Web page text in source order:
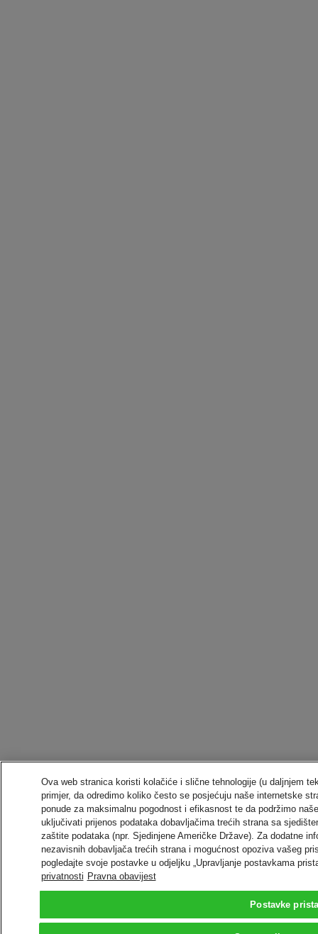
Ova web stranica koristi kolačiće i slične tehnologije (u daljnjem
primjer, da odredimo koliko često se posjećuju naše internetske
ponude za maksimalnu pogodnost i efikasnost te da podržimo
uključivati prijenos podataka dobavljačima trećih strana sa
zaštite podataka (npr. Sjedinjene Američke Države). Za dodatne
nezavisnih dobavljača trećih strana i mogućnost opoziva vašeg
pogledajte svoje postavke u odjeljku „Upravljanje postavkama
privatnosti Pravna obavijest
Postavke